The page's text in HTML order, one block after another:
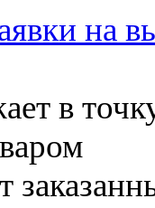
на
в